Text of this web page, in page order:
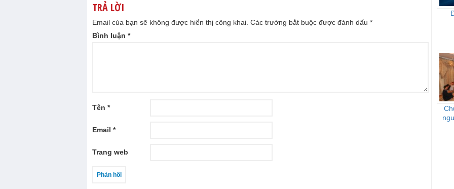
TRẢ LỜI
Email của bạn sẽ không được hiển thị công khai. Các trường bắt buộc được đánh dấu *
Bình luận *
Tên *
Email *
Trang web